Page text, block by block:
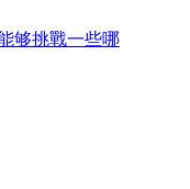
够挑戰一些哪